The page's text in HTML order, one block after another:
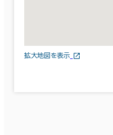
拡大地図を表示